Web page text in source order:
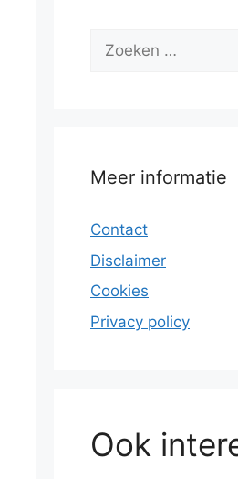
Zoek
Meer informatie
Contact
Disclaimer
Cookies
Privacy policy
Ook